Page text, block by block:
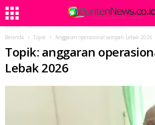
Beranda Topik Anggaran operasional sampah Lebak 2026
Topik: anggaran
Lebak 2026